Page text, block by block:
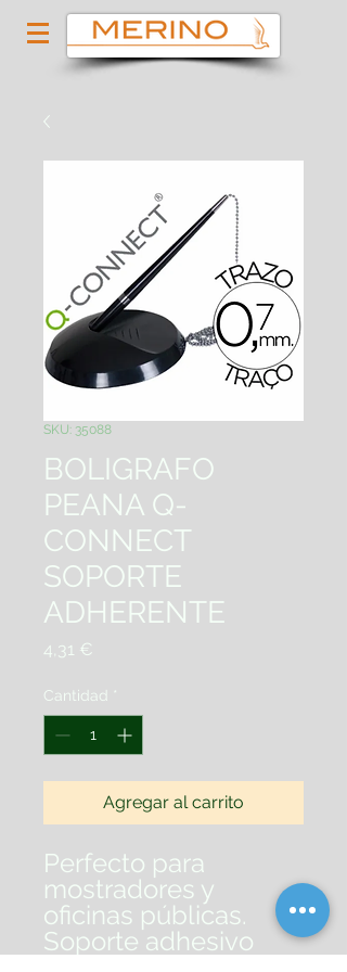
SKU: 35088
BOLIGRAFO
PEANA Q-
CONNECT
SOPORTE
ADHERENTE
4,31 €
Cantidad *
Agregar al carrito
Perfecto para
mostradores y
oficinas públicas.
Soporte adhesivo